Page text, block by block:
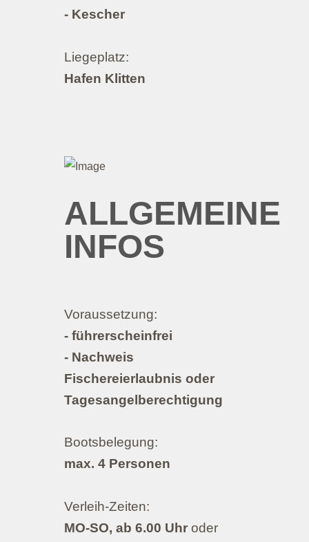
- Kescher
Liegeplatz:
Hafen Klitten
ALLGEMEINE
INFOS
Voraussetzung:
- führerscheinfrei
- Nachweis
Fischereierlaubnis oder
Tagesangelberechtigung
Bootsbelegung:
max. 4 Personen
Verleih-Zeiten:
MO-SO, ab 6.00 Uhr oder